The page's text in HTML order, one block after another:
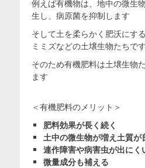
例えば有機物は、地中の微生
生し、病原菌を抑制します
そして土を柔らかく肥沃にす
ミミズなどの土壌生物たちです
そのため有機肥料は土壌生物
ます
＜有機肥料のメリット＞
肥料効果が長く続く
土中の微生物が増え土質が
連作障害や病害虫が出にく
微量成分も補える